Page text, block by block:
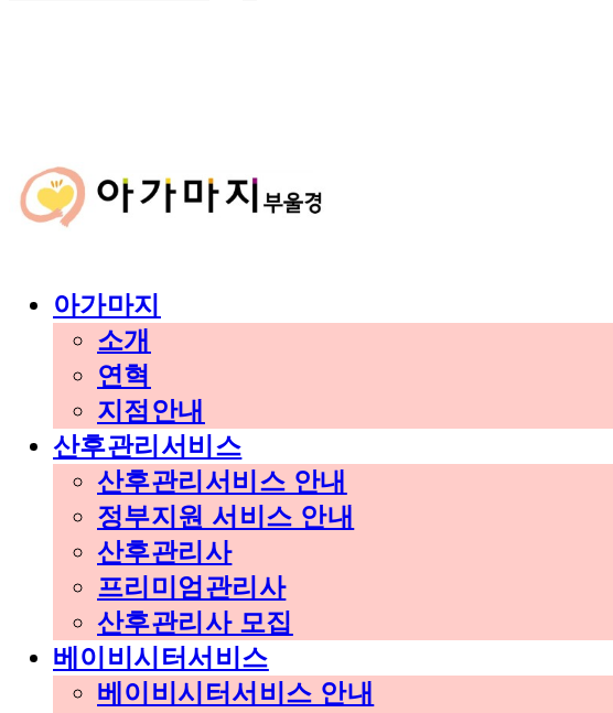
아가마지
소개
연혁
지점안내
산후관리서비스
산후관리서비스 안내
정부지원 서비스 안내
산후관리사
프리미엄관리사
산후관리사 모집
베이비시터서비스
베이비시터서비스 안내